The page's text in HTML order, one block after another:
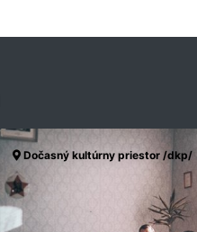
Dočasný kultúrny priestor /dkp/